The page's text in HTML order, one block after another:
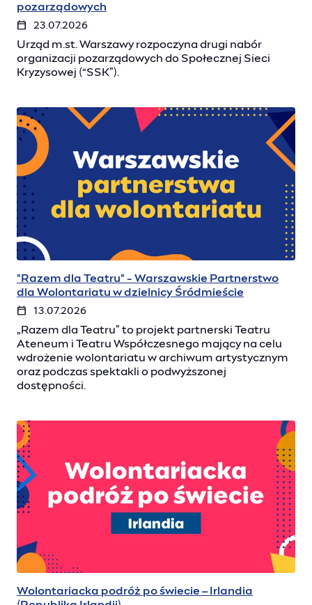
pozarządowych
23.07.2026
Urząd m.st. Warszawy rozpoczyna drugi nabór
organizacji pozarządowych do Społecznej Sieci
Kryzysowej (“SSK”).
"Razem dla Teatru" - Warszawskie Partnerstwo
dla Wolontariatu w dzielnicy Śródmieście
13.07.2026
„Razem dla Teatru” to projekt partnerski Teatru
Ateneum i Teatru Współczesnego mający na celu
wdrożenie wolontariatu w archiwum artystycznym
oraz podczas spektakli o podwyższonej
dostępności.
Wolontariacka podróż po świecie – Irlandia